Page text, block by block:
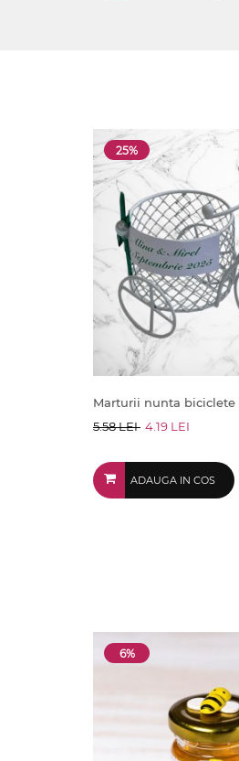
25%
Marturii nunta biciclete
5.58 LEI 4.19 LEI
ADAUGA IN COS
6%